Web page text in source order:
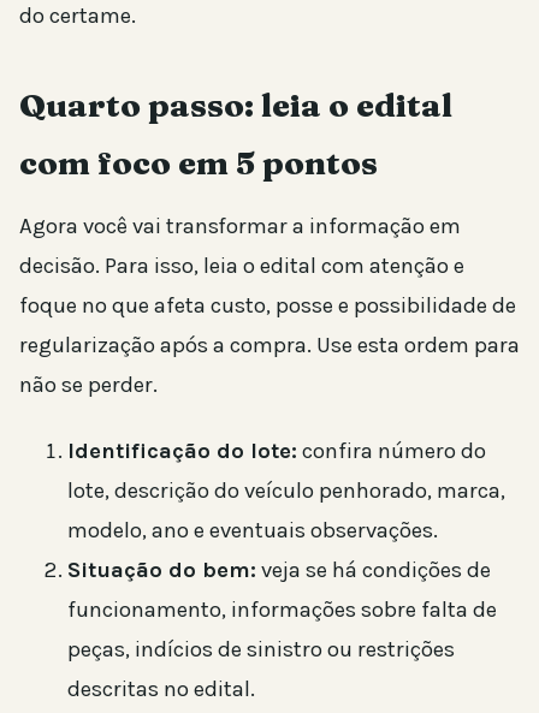
do certame.
Quarto passo: leia o edital
com foco em 5 pontos
Agora você vai transformar a informação em
decisão. Para isso, leia o edital com atenção e
foque no que afeta custo, posse e possibilidade de
regularização após a compra. Use esta ordem para
não se perder.
Identificação do lote: confira número do
lote, descrição do veículo penhorado, marca,
modelo, ano e eventuais observações.
Situação do bem: veja se há condições de
funcionamento, informações sobre falta de
peças, indícios de sinistro ou restrições
descritas no edital.